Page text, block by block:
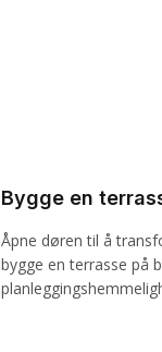
Bygge en
Åpne døren til å
bygge en terrasse på